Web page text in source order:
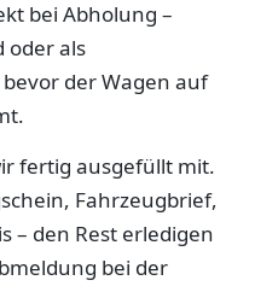
bei Abholung –
oder als
der Wagen auf
fertig ausgefüllt mit.
Fahrzeugbrief,
– den Rest erledigen
bei der